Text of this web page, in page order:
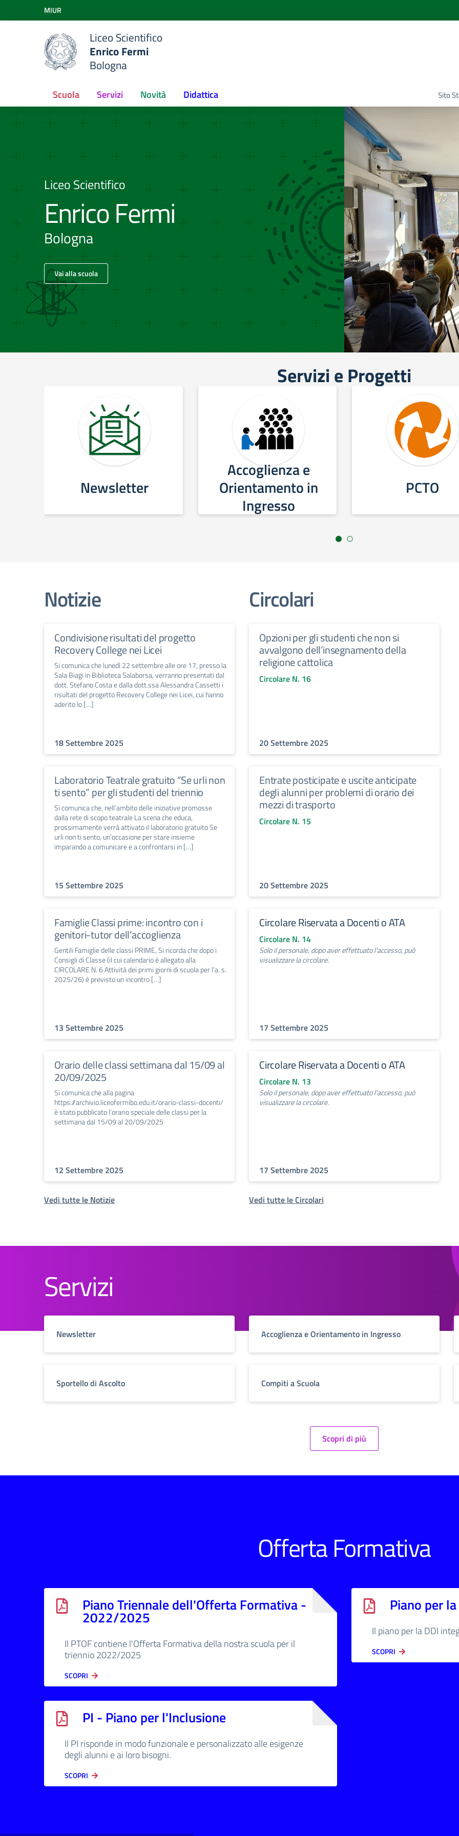
Vai ai contenuti
Vai al menu di navigazione
Vai al footer
MIUR
Liceo Scientifico
Enrico Fermi
Bologna
Sito
Scuola Servizi Novità Didattica
Liceo Scientifico
Enrico Fermi
Bologna
Vai alla scuola
Servizi e Progetti
Newsletter
Accoglienza e
Orientamento in
Ingresso
PCTO
Notizie
Condivisione risultati del progetto
Recovery College nei Licei
Si comunica che lunedì 22 settembre alle ore 17, presso la
Sala Biagi in Biblioteca Salaborsa, verranno presentati dal
dott. Stefano Costa e dalla dott.ssa Alessandra Cassetti i
risultati del progetto Recovery College nei Licei, cui hanno
aderito lo […]
18 Settembre 2025
Laboratorio Teatrale gratuito “Se urli non
ti sento” per gli studenti del triennio
Si comunica che, nell’ambito delle iniziative promosse
dalla rete di scopo teatrale La scena che educa,
prossimamente verrà attivato il laboratorio gratuito Se
urli non ti sento, un’occasione per stare insieme
imparando a comunicare e a confrontarsi in […]
15 Settembre 2025
Famiglie Classi prime: incontro con i
genitori-tutor dell’accoglienza
Gentili Famiglie delle classi PRIME, Si ricorda che dopo i
Consigli di Classe (il cui calendario è allegato alla
CIRCOLARE N. 6 Attività dei primi giorni di scuola per l’a. s.
2025/26) è previsto un incontro […]
13 Settembre 2025
Orario delle classi settimana dal 15/09 al
20/09/2025
Si comunica che alla pagina
https://archivio.liceofermibo.edu.it/orario-classi-docenti/
è stato pubblicato l’orario speciale delle classi per la
settimana dal 15/09 al 20/09/2025
12 Settembre 2025
Vedi tutte le Notizie
Circolari
Opzioni per gli studenti che non si
avvalgono dell’insegnamento della
religione cattolica
Circolare N. 16
20 Settembre 2025
Entrate posticipate e uscite anticipate
degli alunni per problemi di orario dei
mezzi di trasporto
Circolare N. 15
20 Settembre 2025
Circolare Riservata a Docenti o ATA
Circolare N. 14
Solo il personale, dopo aver effettuato l'accesso, può
visualizzare la circolare.
17 Settembre 2025
Circolare Riservata a Docenti o ATA
Circolare N. 13
Solo il personale, dopo aver effettuato l'accesso, può
visualizzare la circolare.
17 Settembre 2025
Vedi tutte le Circolari
Servizi
Newsletter Accoglienza e Orientamento in Ingresso
Sportello di Ascolto Compiti a Scuola
Scopri di più
Offerta Formativa
Piano Triennale dell'Offerta Formativa -
2022/2025
Il PTOF contiene l'Offerta Formativa della nostra scuola per il
triennio 2022/2025
SCOPRI
Piano per
Il piano per la DDI
SCOPRI
PI - Piano per l'Inclusione
Il PI risponde in modo funzionale e personalizzato alle esigenze
degli alunni e ai loro bisogni.
SCOPRI